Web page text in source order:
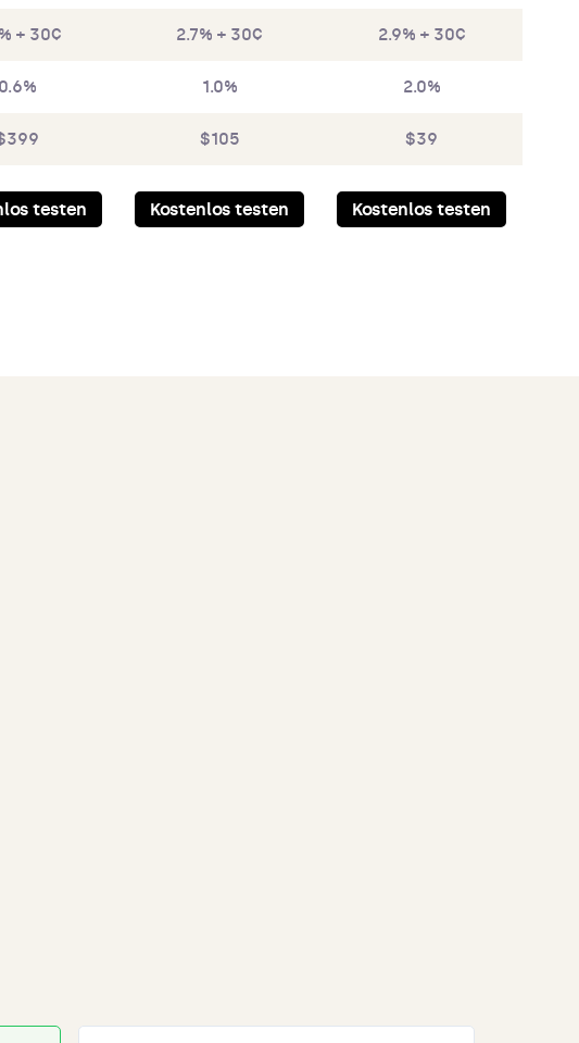
+ 30¢ 2.7% + 30¢ 2.9% + 30¢
0.6% 1.0% 2.0%
$105 $39
testen Kostenlos testen Kostenlos testen